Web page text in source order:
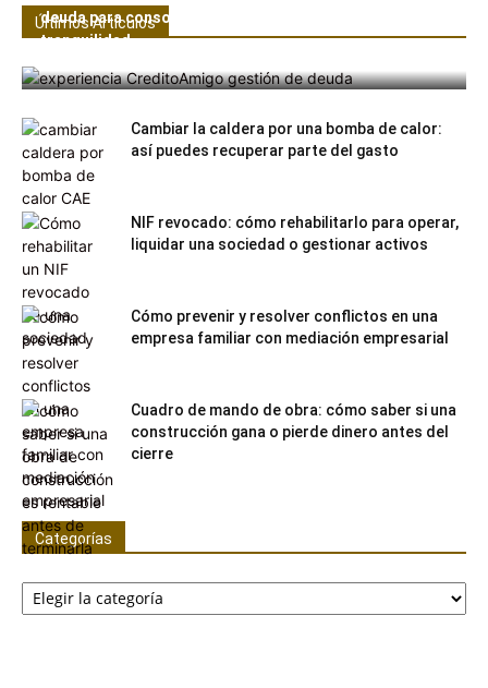
Últimos Artículos
deuda para consolidar tus finanzas y vivir con
tranquilidad
Cambiar la caldera por una bomba de calor:
así puedes recuperar parte del gasto
NIF revocado: cómo rehabilitarlo para operar,
liquidar una sociedad o gestionar activos
Cómo prevenir y resolver conflictos en una
empresa familiar con mediación empresarial
Cuadro de mando de obra: cómo saber si una
construcción gana o pierde dinero antes del
cierre
Categorías
Categorías